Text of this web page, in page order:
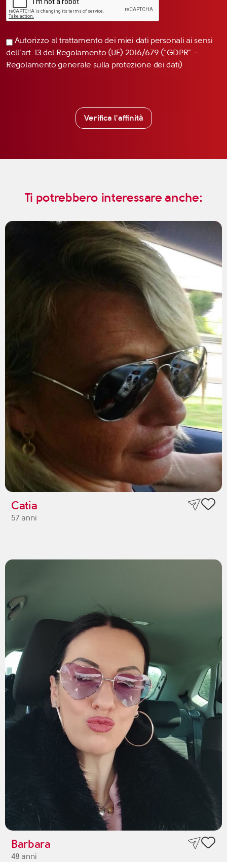
Autorizzo al trattamento dei miei dati personali ai sensi
dell’art. 13 del Regolamento (UE) 2016/679 (“GDPR” –
Regolamento generale sulla protezione dei dati)
Verifica l'affinità
Ti potrebbero interessare anche:
Catia
57 anni
Barbara
48 anni